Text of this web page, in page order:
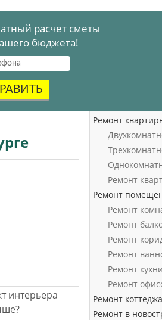
расчет сметы
бюджета!
интерьера
Ремонт
Ремонт
Ремонт
Ремонт
Ремонт
Ремонт
Ремонт
Ремонт кухни
Ремонт
Ремонт коттеджа
Ремонт в